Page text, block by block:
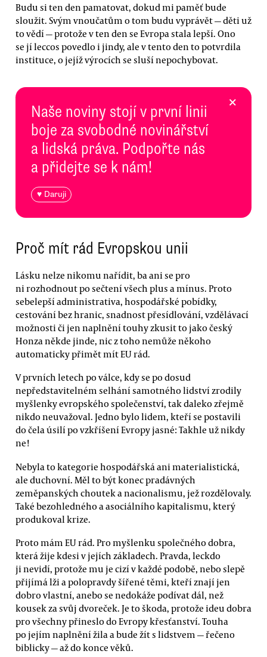
Budu si ten den pamatovat, dokud mi paměť bude
sloužit. Svým vnoučatům o tom budu vyprávět — děti už
to vědí — protože v ten den se Evropa stala lepší. Ono
se jí leccos povedlo i jindy, ale v tento den to potvrdila
instituce, o jejíž výrocích se sluší nepochybovat.
Naše noviny stojí v první linii
boje za svobodné novinářství
a lidská práva. Podpořte nás
a přidejte se k nám!
♥ Daruji
×
Proč mít rád Evropskou unii
Lásku nelze nikomu nařídit, ba ani se pro
ni rozhodnout po sečtení všech plus a mínus. Proto
sebelepší administrativa, hospodářské pobídky,
cestování bez hranic, snadnost přesídlování, vzdělávací
možnosti či jen naplnění touhy zkusit to jako český
Honza někde jinde, nic z toho nemůže někoho
automaticky přimět mít EU rád.
V prvních letech po válce, kdy se po dosud
nepředstavitelném selhání samotného lidství zrodily
myšlenky evropského společenství, tak daleko zřejmě
nikdo neuvažoval. Jedno bylo lidem, kteří se postavili
do čela úsilí po vzkříšení Evropy jasné: Takhle už nikdy
ne!
Nebyla to kategorie hospodářská ani materialistická,
ale duchovní. Měl to být konec pradávných
zeměpanských choutek a nacionalismu, jež rozdělovaly.
Také bezohledného a asociálního kapitalismu, který
produkoval krize.
Proto mám EU rád. Pro myšlenku společného dobra,
která žije kdesi v jejích základech. Pravda, leckdo
ji nevidí, protože mu je cizí v každé podobě, nebo slepě
přijímá lži a polopravdy šířené těmi, kteří znají jen
dobro vlastní, anebo se nedokáže podívat dál, než
kousek za svůj dvoreček. Je to škoda, protože ideu dobra
pro všechny přineslo do Evropy křesťanství. Touha
po jejím naplnění žila a bude žít s lidstvem — řečeno
biblicky — až do konce věků.